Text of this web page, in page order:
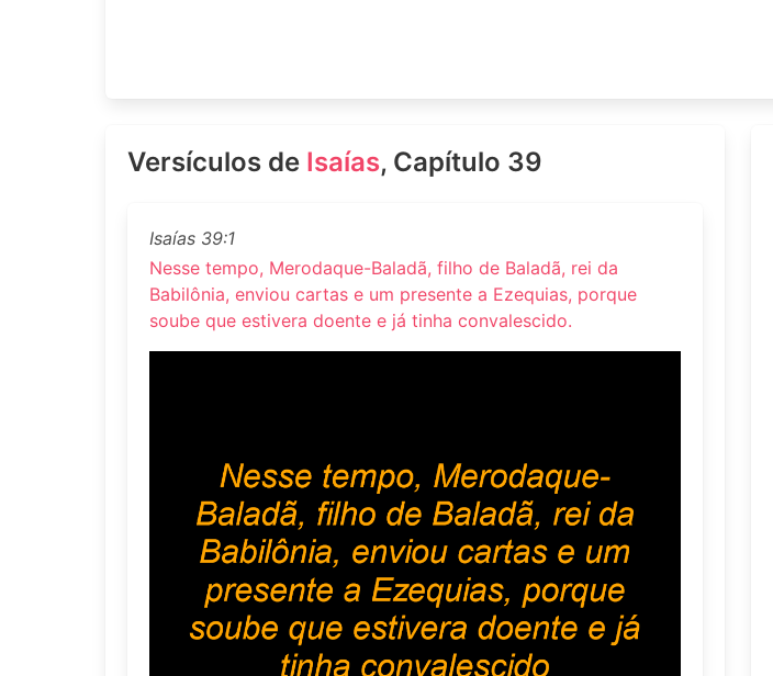
Versículos de Isaías, Capítulo 39
Isaías 39:1
Nesse tempo, Merodaque-Baladã, filho de Baladã, rei da
Babilônia, enviou cartas e um presente a Ezequias, porque
soube que estivera doente e já tinha convalescido.